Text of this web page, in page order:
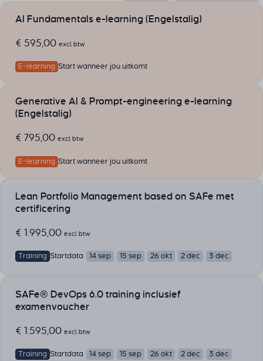
AI Fundamentals e-learning (Engelstalig)
€ 595,00 excl. btw
E-learning Start wanneer jou uitkomt
Generative AI & Prompt-engineering e-learning
(Engelstalig)
€ 795,00 excl. btw
E-learning Start wanneer jou uitkomt
Lean Portfolio Management based on SAFe met
certificering
€ 1.995,00 excl. btw
Training Startdata 14 sep 15 sep 26 okt 2 dec 3 dec
SAFe® DevOps 6.0 training inclusief
examenvoucher
€ 1.595,00 excl. btw
Training Startdata 14 sep 15 sep 26 okt 2 dec 3 dec